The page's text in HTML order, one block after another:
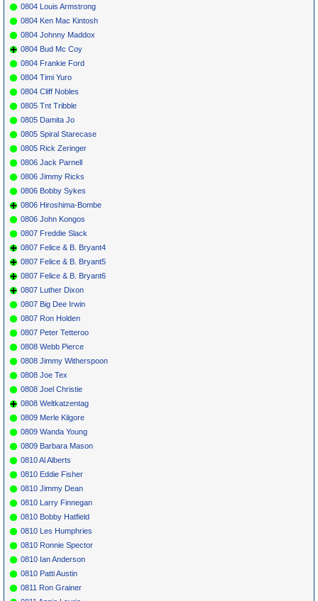
0804 Louis Armstrong
0804 Ken Mac Kintosh
0804 Johnny Maddox
0804 Bud Mc Coy
0804 Frankie Ford
0804 Timi Yuro
0804 Cliff Nobles
0805 Tnt Tribble
0805 Damita Jo
0805 Spiral Starecase
0805 Rick Zeringer
0806 Jack Parnell
0806 Jimmy Ricks
0806 Bobby Sykes
0806 Hiroshima-Bombe
0806 John Kongos
0807 Freddie Slack
0807 Felice & B. Bryant4
0807 Felice & B. Bryant5
0807 Felice & B. Bryant6
0807 Luther Dixon
0807 Big Dee Irwin
0807 Ron Holden
0807 Peter Tetteroo
0808 Webb Pierce
0808 Jimmy Witherspoon
0808 Joe Tex
0808 Joel Christie
0808 Weltkatzentag
0809 Merle Kilgore
0809 Wanda Young
0809 Barbara Mason
0810 Al Alberts
0810 Eddie Fisher
0810 Jimmy Dean
0810 Larry Finnegan
0810 Bobby Hatfield
0810 Les Humphries
0810 Ronnie Spector
0810 Ian Anderson
0810 Patti Austin
0811 Ron Grainer